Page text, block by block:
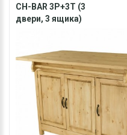
CH-BAR 3P+3T (3
двери, 3 ящика)